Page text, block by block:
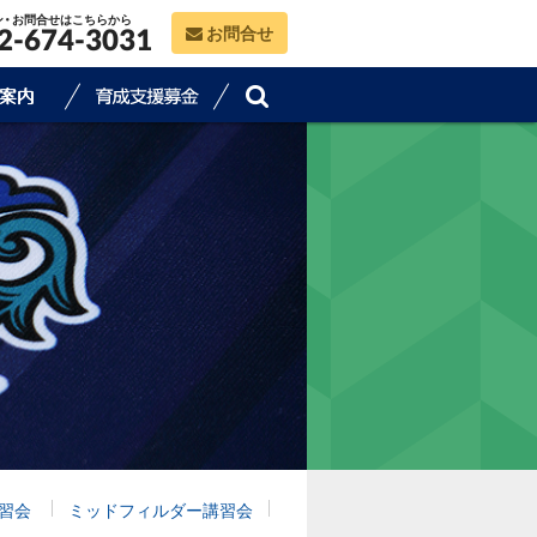
お問合せはこちらから
674-3031 お問合せ
会 ミッドフィルダー講習会